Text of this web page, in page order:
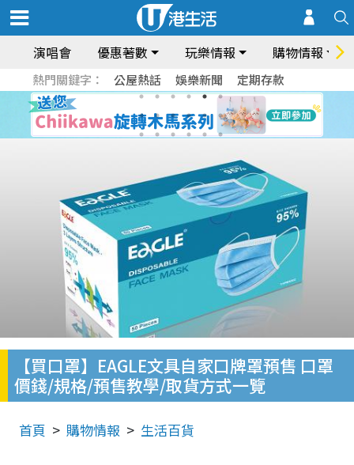
演唱會 優惠著數 玩樂情報 購物情報
熱門關鍵字： 公屋熱話 娛樂新聞 定期存款
【買口罩】EAGLE文具自家口牌罩預售 口罩
價錢/規格/預售教學/取貨方式一覽
首頁 購物情報 生活百貨